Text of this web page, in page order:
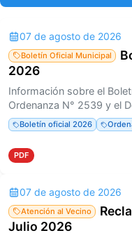
07 de agosto de 2026
Boletín Oficial Municipal
2026
Información sobre el
Ordenanza N° 2539 y el
Boletín oficial 2026
PDF
07 de agosto de 2026
Atención al Vecino
Julio 2026